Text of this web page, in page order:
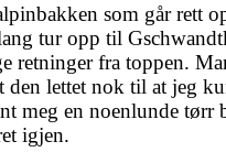
som går rett
tur opp til
fra toppen.
lettet nok til at jeg
meg en noenlunde
igjen.